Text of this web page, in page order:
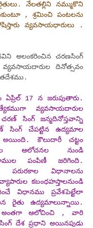
నేలతల్లిని నమ్ముకొని
, శ్రమించి పంటలను
వ్యవసాయధారులు .
అలంకరించిన చరణసింగ్
దినోత్సవం
17 న జరుపుతారు.
వ్యవసాయదారుల
సింగ్ జన్మదినోస్తవాన్ని
సింగ్ చేపట్టిన ఉద్యమాల
కౌలుదారీ చట్టం
ఆలోచనల నుండి
పంపిణీ జరిగింది.
పరురకాల విధానాలను
కబంధహస్తాలనుండి
విధానము ప్రవేశపెట్టేలా
రైతు ఉద్యమాలున్నాయి.
అంతగా ఆలోచించి , వారి
దేశ ప్రధాని అయినపుడు